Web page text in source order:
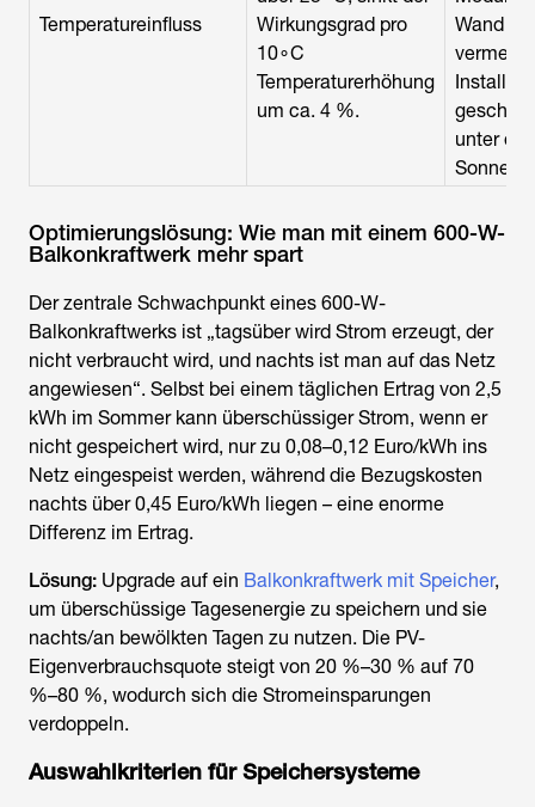
Temperatureinfluss
Wirkungsgrad pro
10∘C
Temperaturerhöhung
um ca. 4 %.
Wand
unter
Optimierungslösung: Wie man mit einem 600-W-
Balkonkraftwerk mehr spart
Der zentrale Schwachpunkt eines 600-W-
Balkonkraftwerks ist „tagsüber wird Strom erzeugt, der
nicht verbraucht wird, und nachts ist man auf das Netz
angewiesen“. Selbst bei einem täglichen Ertrag von 2,5
kWh im Sommer kann überschüssiger Strom, wenn er
nicht gespeichert wird, nur zu 0,08–0,12 Euro/kWh ins
Netz eingespeist werden, während die Bezugskosten
nachts über 0,45 Euro/kWh liegen – eine enorme
Differenz im Ertrag.
Lösung: Upgrade auf ein Balkonkraftwerk mit Speicher,
um überschüssige Tagesenergie zu speichern und sie
nachts/an bewölkten Tagen zu nutzen. Die PV-
Eigenverbrauchsquote steigt von 20 %–30 % auf 70
%–80 %, wodurch sich die Stromeinsparungen
verdoppeln.
Auswahlkriterien für Speichersysteme